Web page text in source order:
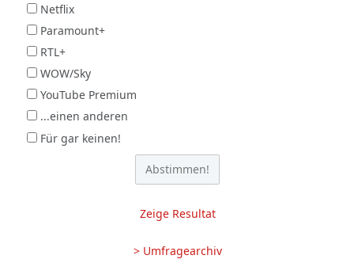
Netflix
Paramount+
RTL+
WOW/Sky
YouTube Premium
...einen anderen
Für gar keinen!
Zeige Resultat
> Umfragearchiv